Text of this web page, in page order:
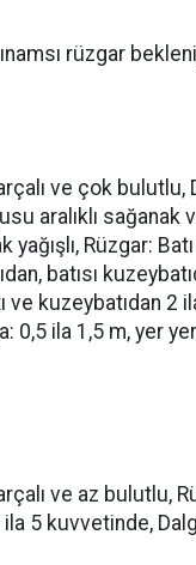
rüzgar
ve çok bulutlu,
aralıklı sağanak
Rüzgar:
batısı
ve kuzeybatıdan 2
0,5 ila 1,5 m, yer
ve az bulutlu,
5 kuvvetinde,